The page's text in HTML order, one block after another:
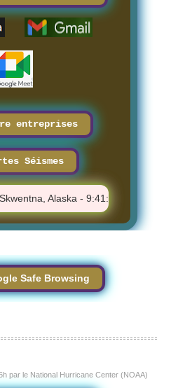
entreprises
Séismes
Alaska - 9:41:25 AM
Safe Browsing
par le National Hurricane Center (NOAA)